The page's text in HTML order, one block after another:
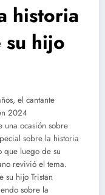
historia
su hijo
el cantante
2024
una ocasión sobre
sobre la historia
que luego de su
revivió el tema.
su hijo Tristan
sobre la